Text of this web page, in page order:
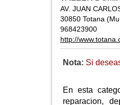
AV. JUAN
30850 Totana
968423900
http://
Nota: Si
En esta
reparacion,